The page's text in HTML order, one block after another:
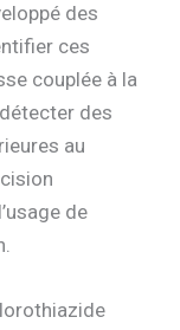
des
ces
couplée à la
des
au
de